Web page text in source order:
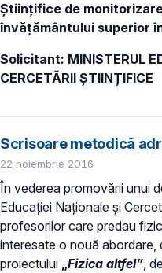
Științifice de
învățământului superior
Solicitant: MINISTERUL
CERCETĂRII ȘTIINȚIFICE
Scrisoare metodică
22 noiembrie 2016
În vederea promovării unui
Educației Naționale și
profesorilor care predau
interesate o nouă abordare,
proiectului „Fizica altfel” ,